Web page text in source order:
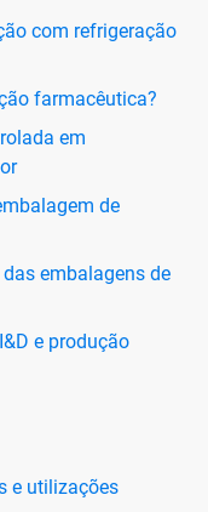
com refrigeração
farmacêutica?
em
de
embalagens de
e produção
e utilizações